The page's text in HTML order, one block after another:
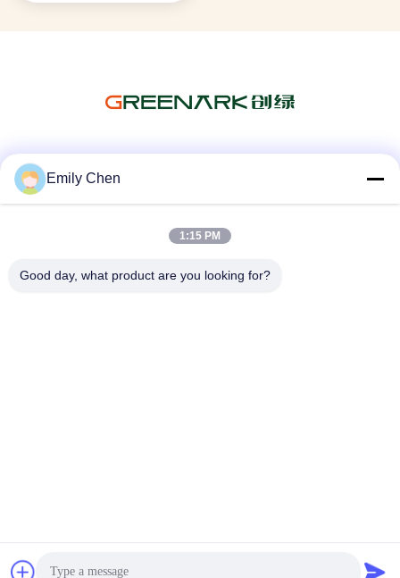
fournisseur. 2016-2026 Shanghai Chuanglv Catering Equipment
Emily Chen
1:15 PM
Good day, what product are you looking for?